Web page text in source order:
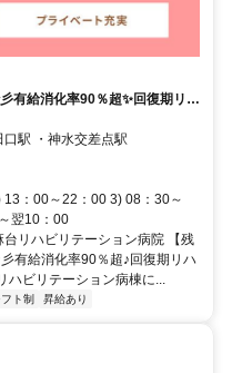
有給消化率90％超✨回復期リハ
口駅 ・神水交差点駅
13：00～22：00 3) 08：30～
翌10：00
台リハビリテーション病院 【残
有給消化率90％超♪回復期リハ
ハビリテーション病棟に...
ト制 昇給あり